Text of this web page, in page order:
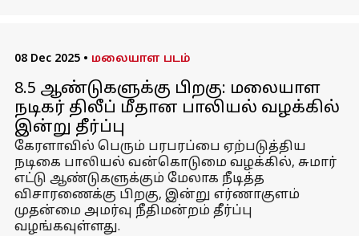
08 Dec 2025 • மலையாள படம்
8.5 ஆண்டுகளுக்கு பிறகு: மலையாள
நடிகர் திலீப் மீதான பாலியல் வழக்கில்
இன்று தீர்ப்பு
கேரளாவில் பெரும் பரபரப்பை ஏற்படுத்திய
நடிகை பாலியல் வன்கொடுமை வழக்கில், சுமார்
எட்டு ஆண்டுகளுக்கும் மேலாக நீடித்த
விசாரணைக்கு பிறகு, இன்று எர்ணாகுளம்
முதன்மை அமர்வு நீதிமன்றம் தீர்ப்பு
வழங்கவுள்ளது.